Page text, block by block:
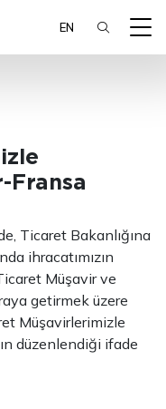
EN
Fransa
Ticaret Bakanlığına
ihracatımızın
Müşavir ve
getirmek üzere
Müşavirlerimizle
düzenlendiği ifade